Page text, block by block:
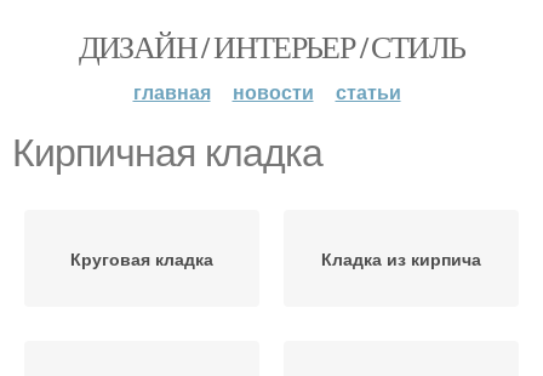
ДИЗАЙН / ИНТЕРЬЕР / СТИЛЬ
главная новости статьи
Кирпичная кладка
Круговая кладка Кладка из кирпича